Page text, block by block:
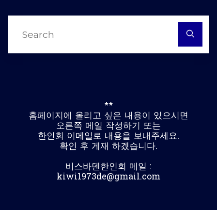
**
홈페이지에 올리고 싶은 내용이 있으시면
오른쪽 메일 작성하기 또는
한인회 이메일로 내용을 보내주세요.
확인 후 게재 하겠습니다.
비스바덴한인회 메일 :
kiwi1973de@gmail.com